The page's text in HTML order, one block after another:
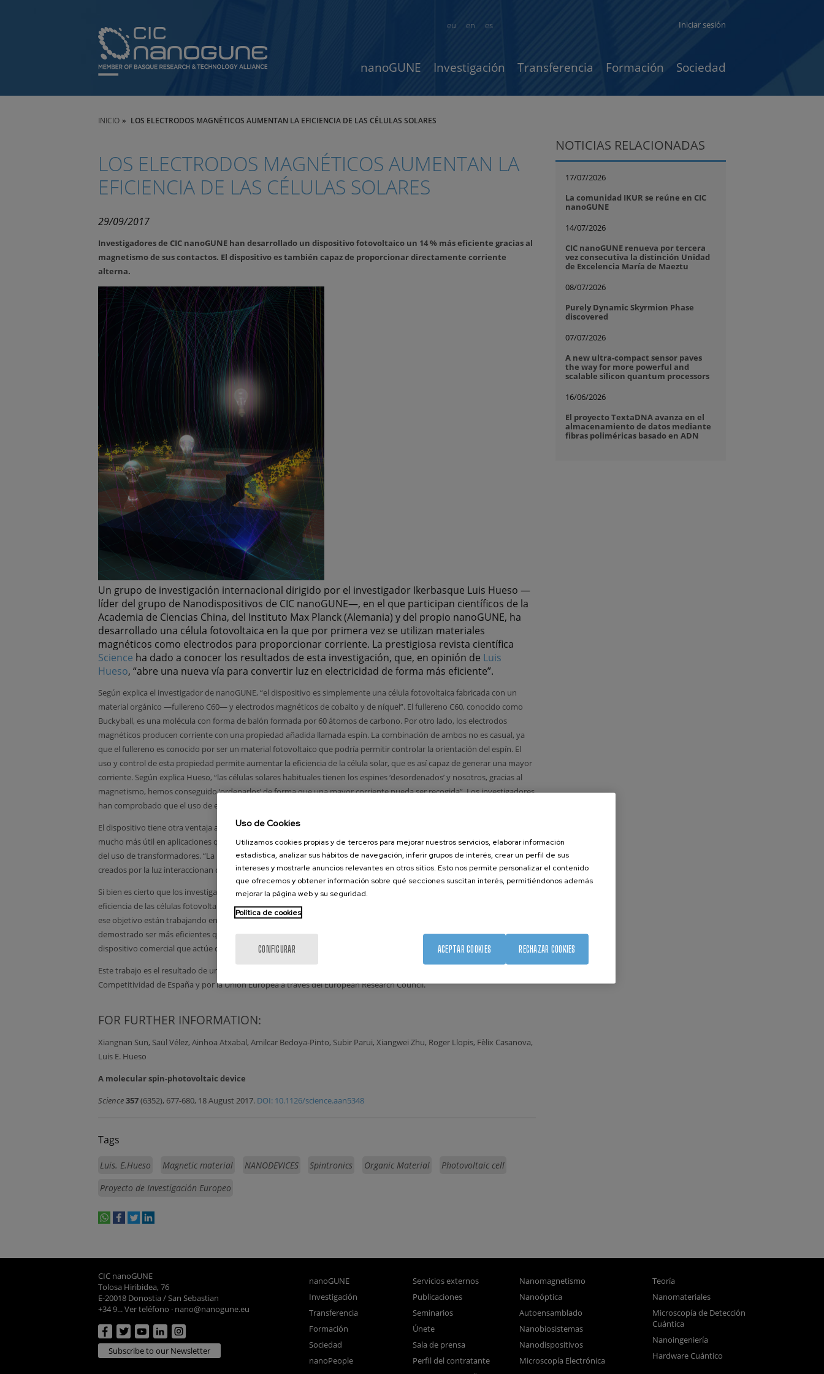
en es
eu Iniciar sesión
nanoGUNE Investigación Transferencia Formación Sociedad
INICIO LOS ELECTRODOS MAGNÉTICOS AUMENTAN LA EFICIENCIA DE LAS CÉLULAS SOLARES
LOS ELECTRODOS MAGNÉTICOS AUMENTAN LA
EFICIENCIA DE LAS CÉLULAS SOLARES
29/09/2017
Investigadores de CIC nanoGUNE han desarrollado un dispositivo fotovoltaico un 14 % más eficiente gracias al
magnetismo de sus contactos. El dispositivo es también capaz de proporcionar directamente corriente
alterna.
Un grupo de investigación internacional dirigido por el investigador Ikerbasque Luis Hueso —
líder del grupo de Nanodispositivos de CIC nanoGUNE—, en el que participan científicos de la
Academia de Ciencias China, del Instituto Max Planck (Alemania) y del propio nanoGUNE, ha
desarrollado una célula fotovoltaica en la que por primera vez se utilizan materiales
magnéticos como electrodos para proporcionar corriente. La prestigiosa revista científica
Science ha dado a conocer los resultados de esta investigación, que, en opinión de Luis
Hueso, “abre una nueva vía para convertir luz en electricidad de forma más eficiente”.
Según explica el investigador de nanoGUNE, “el dispositivo es simplemente una célula fotovoltaica fabricada con un
material orgánico —fullereno C60— y electrodos magnéticos de cobalto y de níquel”. El fullereno C60, conocido como
Buckyball, es una molécula con forma de balón formada por 60 átomos de carbono. Por otro lado, los electrodos
magnéticos producen corriente con una propiedad añadida llamada espín. La combinación de ambos no es casual, ya
que el fullereno es conocido por ser un material fotovoltaico que podría permitir controlar la orientación del espín. El
uso y control de esta propiedad permite aumentar la eficiencia de la célula solar, que es así capaz de generar una mayor
corriente. Según explica Hueso, “las células solares habituales tienen los espines ‘desordenados’ y nosotros, gracias al
magnetismo, hemos conseguido ‘ordenarlos’ de forma que una mayor corriente pueda ser recogida”. Los investigadores
han comprobado que el uso de este tipo de electrodos incrementa un 14 % la eficiencia fotovoltaica del dispositivo.
El dispositivo tiene otra ventaja añadida, ya que ha demostrado ser capaz de generar directamente corriente alterna,
mucho más útil en aplicaciones que la corriente continua que generan las células solares habituales, ya que no requiere
del uso de transformadores. “La inversión de corriente se produce en el propio dispositivo cuando los electrones
creados por la luz interaccionan con los contactos magnéticos que tienen los espines ‘ordenados’”, explica Hueso.
Si bien es cierto que los investigadores han demostrado que el uso de electrodos magnéticos permite aumentar la
eficiencia de las células fotovoltaicas, sostienen que todavía están lejos de conseguir una célula fotovoltaica óptima. Con
ese objetivo están trabajando en la construcción de dispositivos similares utilizando materiales orgánicos que ya han
demostrado ser más eficientes que el fullereno. El investigador afirma que “en el futuro será posible construir un
dispositivo comercial que actúe como módulo solar y produzca corriente alterna directamente”.
Este trabajo es el resultado de una investigación financiada por el Gobierno Vasco, por el Ministerio de Economía y
Competitividad de España y por la Unión Europea a través del European Research Council.
FOR FURTHER INFORMATION:
Xiangnan Sun, Saül Vélez, Ainhoa Atxabal, Amilcar Bedoya-Pinto, Subir Parui, Xiangwei Zhu, Roger Llopis, Fèlix Casanova,
Luis E. Hueso
A molecular spin-photovoltaic device
Science357(6352), 677-680, 18 August 2017. DOI: 10.1126/science.aan5348
Tags
Luis. E.Hueso Magnetic material NANODEVICES Spintronics Organic Material
Photovoltaic cell
Proyecto de Investigación Europeo
NOTICIAS RELACIONADAS
17/07/2026
La comunidad IKUR se reúne en CIC
nanoGUNE
14/07/2026
CIC nanoGUNE renueva por tercera
vez consecutiva la distinción Unidad
de Excelencia María de Maeztu
08/07/2026
Purely Dynamic Skyrmion Phase
discovered
07/07/2026
A new ultra-compact sensor paves
the way for more powerful and
scalable silicon quantum processors
16/06/2026
El proyecto TextaDNA avanza en el
almacenamiento de datos mediante
fibras poliméricas basado en ADN
CIC nanoGUNE
Tolosa Hiribidea, 76
E-20018 Donostia / San Sebastian
+34 9... Ver teléfono · nano@nanogune.eu
Subscribe to our Newsletter
nanoGUNE
Investigación
Transferencia
Formación
Sociedad
nanoPeople
Servicios externos
Publicaciones
Seminarios
Únete
Sala de prensa
Perfil del contratante
Nanomagnetismo
Nanoóptica
Autoensamblado
Nanobiosistemas
Nanodispositivos
Microscopía Electrónica
Teoría
Nanomateriales
Microscopía de Detección
Cuántica
Nanoingeniería
Hardware Cuántico
Uso de Cookies
Utilizamos cookies propias y de terceros para mejorar nuestros servicios, elaborar información
estadística, analizar sus hábitos de navegación, inferir grupos de interés, crear un perfil de sus
intereses y mostrarle anuncios relevantes en otros sitios. Esto nos permite personalizar el contenido
que ofrecemos y obtener información sobre qué secciones suscitan interés, permitiéndonos además
mejorar la página web y su seguridad.
Política de cookies
CONFIGURAR RECHAZAR COOKIES
ACEPTAR COOKIES